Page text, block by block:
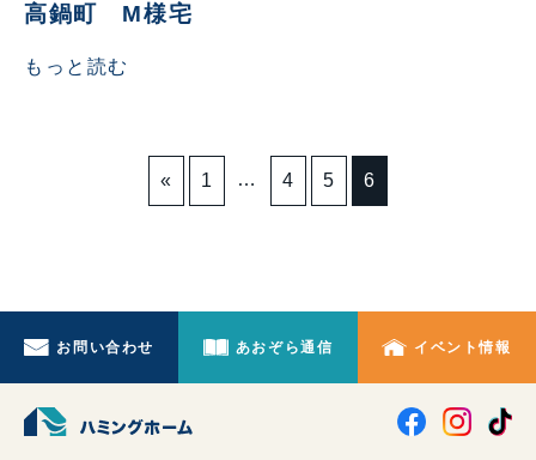
高鍋町 M様宅
もっと読む
« 1 … 4 5 6
お問い合わせ あおぞら通信 イベント情報